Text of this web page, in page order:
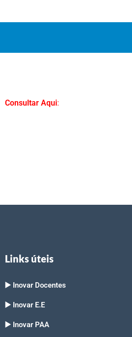
Consultar Aqui:
Links úteis
▶️ Inovar Docentes
▶️ Inovar E.E
▶️ Inovar PAA